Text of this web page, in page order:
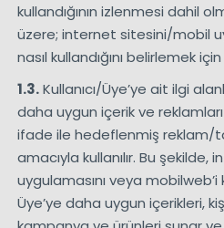
kullandığının izlenmesi dahil
üzere; internet sitesini/mobil
nasıl kullandığını belirlemek için
1.3.Kullanıcı/Üye’ye ait ilgi
daha uygun içerik ve
ifade ile hedeflenmiş reklam/
amacıyla kullanılır. Bu
uygulamasını veya mobilweb’i
Üye’ye daha uygun içerikleri,